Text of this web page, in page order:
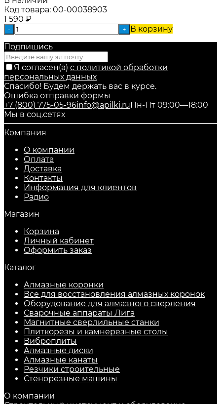
Код товара: 00-00038903
1 590 ₽
- +
В корзину
Подпишись
Я согласен(a) с политикой обработки
персональных данных
Спасибо! Будем держать вас в курсе.
Ошибка отправки формы
+7 (800) 775-05-96info@apilki.ruПн-Пт 09:00—18:00
Мы в соц.сетях
Компания
О компании
Оплата
Доставка
Контакты
Информация для клиентов
Радио
Магазин
Корзина
Личный кабинет
Оформить заказ
Каталог
Алмазные коронки
Все для восстановления алмазных коронок
Оборудование для алмазного сверления
Сварочные аппараты Лига
Магнитные сверлильные станки
Плиткорезы и камнерезные столы
Виброплиты
Алмазные диски
Алмазные канаты
Резчики строительные
Стенорезные машины
О компании